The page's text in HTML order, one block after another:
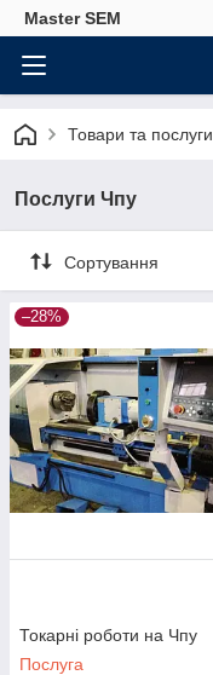
Master SEM
Товари та послуги
Послуги Чпу
Сортування
–28%
Токарні роботи на Чпу
Послуга